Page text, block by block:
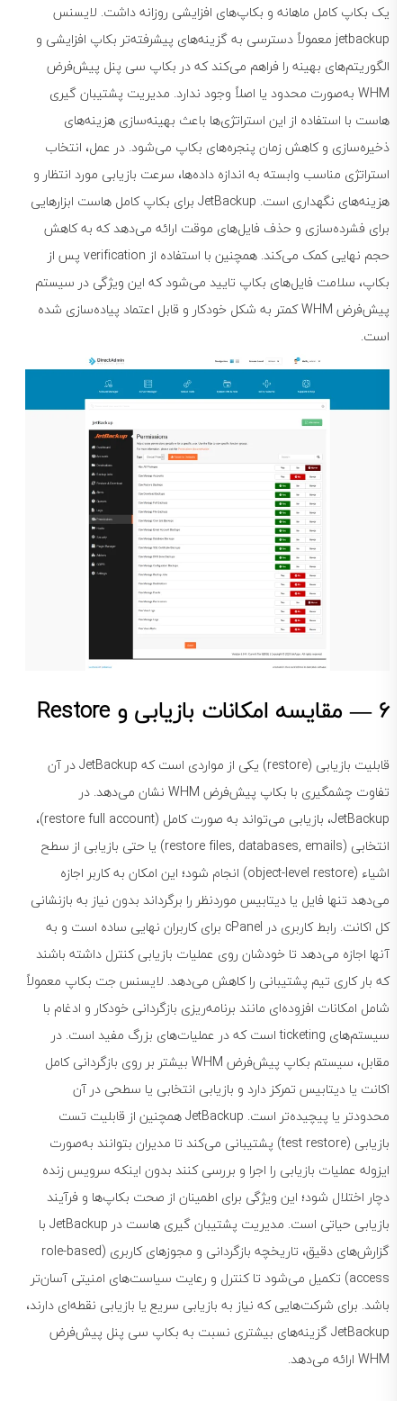
یک بکاپ کامل ماهانه و بکاپ‌های افزایشی روزانه داشت. لایسنس
jetbackup معمولاً دسترسی به گزینه‌های پیشرفته‌تر بکاپ افزایشی و
الگوریتم‌های بهینه را فراهم می‌کند که در بکاپ سی پنل پیش‌فرض
WHM به‌صورت محدود یا اصلاً وجود ندارد. مدیریت پشتیبان گیری
هاست با استفاده از این استراتژی‌ها باعث بهینه‌سازی هزینه‌های
ذخیره‌سازی و کاهش زمان پنجره‌های بکاپ می‌شود. در عمل، انتخاب
استراتژی مناسب وابسته به اندازه داده‌ها، سرعت بازیابی مورد انتظار و
هزینه‌های نگهداری است. JetBackup برای بکاپ کامل هاست ابزارهایی
برای فشرده‌سازی و حذف فایل‌های موقت ارائه می‌دهد که به کاهش
حجم نهایی کمک می‌کند. همچنین با استفاده از verification پس از
بکاپ، سلامت فایل‌های بکاپ تایید می‌شود که این ویژگی در سیستم
پیش‌فرض WHM کمتر به شکل خودکار و قابل اعتماد پیاده‌سازی شده
است.
6 — مقایسه امکانات بازیابی و Restore
قابلیت بازیابی (restore) یکی از مواردی است که JetBackup در آن
تفاوت چشمگیری با بکاپ پیش‌فرض WHM نشان می‌دهد. در
JetBackup، بازیابی می‌تواند به صورت کامل (restore full account)،
انتخابی (restore files, databases, emails) یا حتی بازیابی از سطح
اشیاء (object-level restore) انجام شود؛ این امکان به کاربر اجازه
می‌دهد تنها فایل یا دیتابیس موردنظر را برگرداند بدون نیاز به بازنشانی
کل اکانت. رابط کاربری در cPanel برای کاربران نهایی ساده است و به
آنها اجازه می‌دهد تا خودشان روی عملیات بازیابی کنترل داشته باشند
که بار کاری تیم پشتیبانی را کاهش می‌دهد. لایسنس جت بکاپ معمولاً
شامل امکانات افزوده‌ای مانند برنامه‌ریزی بازگردانی خودکار و ادغام با
سیستم‌های ticketing است که در عملیات‌های بزرگ مفید است. در
مقابل، سیستم بکاپ پیش‌فرض WHM بیشتر بر روی بازگردانی کامل
اکانت یا دیتابیس تمرکز دارد و بازیابی انتخابی یا سطحی در آن
محدودتر یا پیچیده‌تر است. JetBackup همچنین از قابلیت تست
بازیابی (test restore) پشتیبانی می‌کند تا مدیران بتوانند به‌صورت
ایزوله عملیات بازیابی را اجرا و بررسی کنند بدون اینکه سرویس زنده
دچار اختلال شود؛ این ویژگی برای اطمینان از صحت بکاپ‌ها و فرآیند
بازیابی حیاتی است. مدیریت پشتیبان گیری هاست در JetBackup با
گزارش‌های دقیق، تاریخچه بازگردانی و مجوزهای کاربری (role-based
access) تکمیل می‌شود تا کنترل و رعایت سیاست‌های امنیتی آسان‌تر
باشد. برای شرکت‌هایی که نیاز به بازیابی سریع یا بازیابی نقطه‌ای دارند،
JetBackup گزینه‌های بیشتری نسبت به بکاپ سی پنل پیش‌فرض
WHM ارائه می‌دهد.